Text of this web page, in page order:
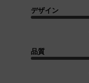
デザイン
品質